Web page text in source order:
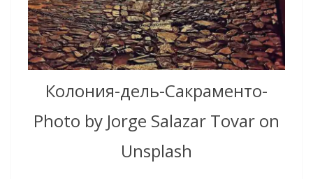
Колония-дель-Сакраменто-
Photo by Jorge Salazar Tovar on
Unsplash